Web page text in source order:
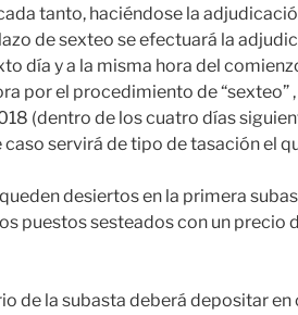
tanto, haciéndose la
de sexteo se efectuará la
día y a la misma hora del
por el procedimiento de “sexteo”
(dentro de los cuatro días
caso servirá de tipo de tasación el
desiertos en la primera
puestos sesteados con un precio
de la subasta deberá depositar